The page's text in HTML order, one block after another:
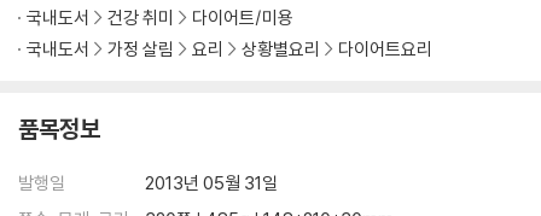
국내도서
건강 취미
다이어트/미용
국내도서
가정 살림 요리 상황별요리 다이어트요리
품목정보
발행일
2013년 05월 31일